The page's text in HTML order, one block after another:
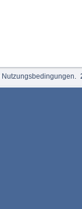
Nutzungsbedingungen.